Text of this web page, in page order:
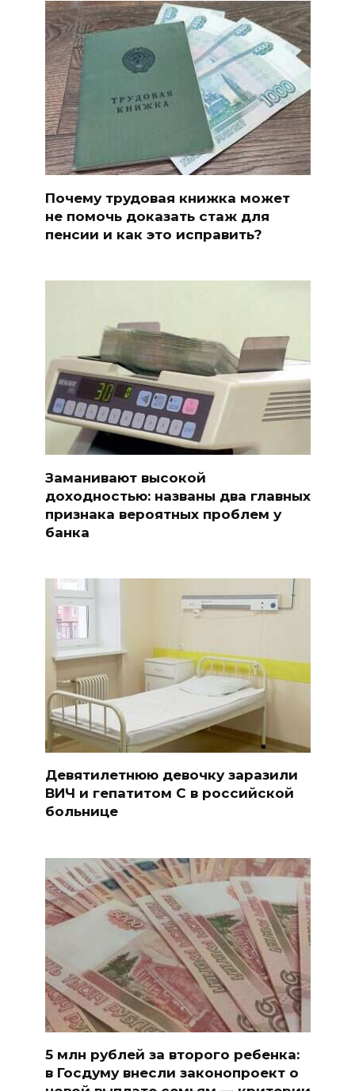
Почему трудовая книжка может
не помочь доказать стаж для
пенсии и как это исправить?
Заманивают высокой
доходностью: названы два главных
признака вероятных проблем у
банка
Девятилетнюю девочку заразили
ВИЧ и гепатитом С в российской
больнице
5 млн рублей за второго ребенка:
в Госдуму внесли законопроект о